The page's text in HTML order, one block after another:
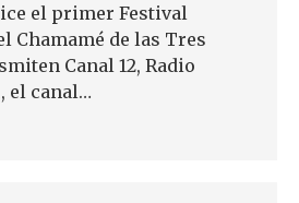
el primer Festival
Chamamé de las Tres
Canal 12, Radio
el canal…